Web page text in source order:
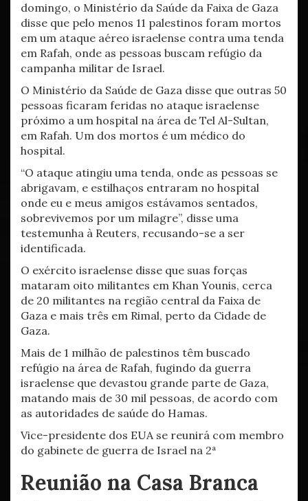
domingo, o Ministério da Saúde da Faixa de Gaza
disse que pelo menos 11 palestinos foram mortos
em um ataque aéreo israelense contra uma tenda
em Rafah, onde as pessoas buscam refúgio da
campanha militar de Israel.
O Ministério da Saúde de Gaza disse que outras 50
pessoas ficaram feridas no ataque israelense
próximo a um hospital na área de Tel Al-Sultan,
em Rafah. Um dos mortos é um médico do
hospital.
“O ataque atingiu uma tenda, onde as pessoas se
abrigavam, e estilhaços entraram no hospital
onde eu e meus amigos estávamos sentados,
sobrevivemos por um milagre”, disse uma
testemunha à Reuters, recusando-se a ser
identificada.
O exército israelense disse que suas forças
mataram oito militantes em Khan Younis, cerca
de 20 militantes na região central da Faixa de
Gaza e mais três em Rimal, perto da Cidade de
Gaza.
Mais de 1 milhão de palestinos têm buscado
refúgio na área de Rafah, fugindo da guerra
israelense que devastou grande parte de Gaza,
matando mais de 30 mil pessoas, de acordo com
as autoridades de saúde do Hamas.
Vice-presidente dos EUA se reunirá com membro
do gabinete de guerra de Israel na 2ª
Reunião na Casa Branca